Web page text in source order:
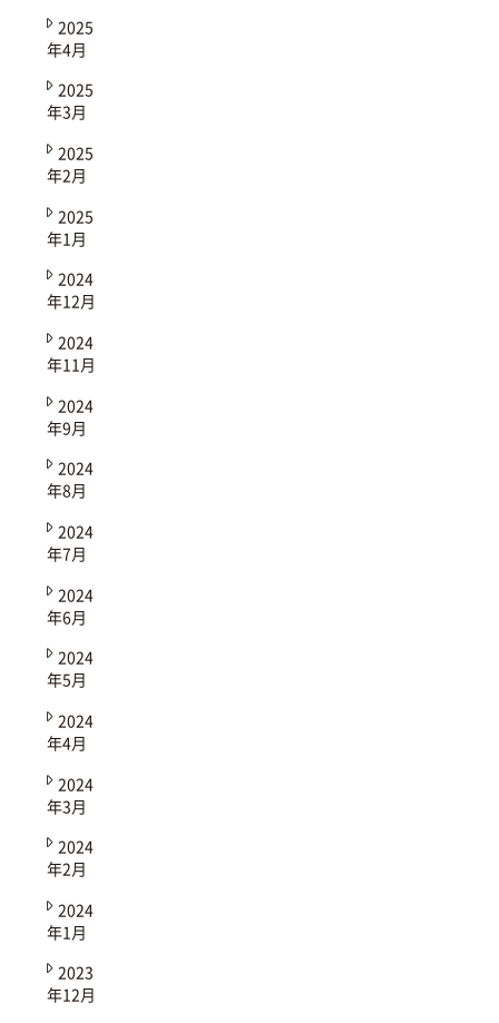
2025
年4月
2025
年3月
2025
年2月
2025
年1月
2024
年12月
2024
年11月
2024
年9月
2024
年8月
2024
年7月
2024
年6月
2024
年5月
2024
年4月
2024
年3月
2024
年2月
2024
年1月
2023
年12月